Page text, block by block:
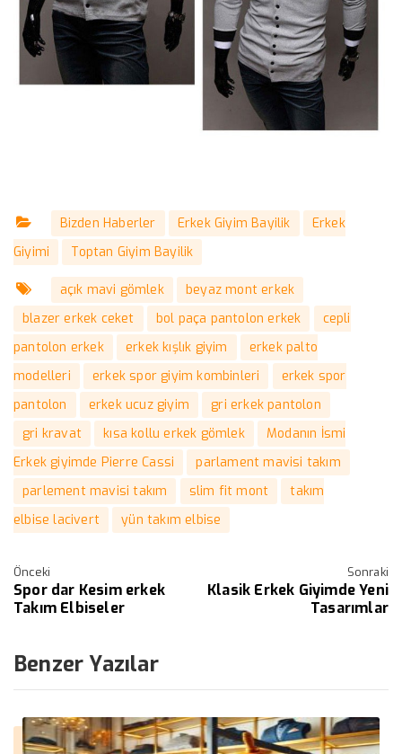
Bizden Haberler Erkek Giyim Bayilik
Erkek
Giyimi
Toptan Giyim Bayilik
açık mavi gömlek
beyaz mont erkek
blazer erkek ceket
bol paça pantolon erkek
cepli
pantolon erkek
erkek kışlık giyim
erkek palto
modelleri
erkek spor giyim kombinleri
erkek spor
pantolon
erkek ucuz giyim
gri erkek pantolon
gri kravat
kısa kollu erkek gömlek
Modanın İsmi
Erkek giyimde Pierre Cassi
parlament mavisi takım
parlement mavisi takım
slim fit mont
takım
elbise lacivert
yün takım elbise
Önceki
Spor dar Kesim erkek
Takım Elbiseler
Sonraki
Klasik Erkek Giyimde Yeni
Tasarımlar
Benzer Yazılar